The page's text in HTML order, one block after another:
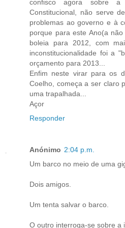
confisco agora sobre a
Constitucional, não serve
problemas ao governo e à
porque para este Ano(a
boleia para 2012, com
inconstitucionalidade foi a
orçamento para 2013...
Enfim neste virar para os
Coelho, começa a ser claro
uma trapalhada...
Açor
Responder
Anónimo 2:04 p.m.
Um barco no meio de uma
Dois amigos.
Um tenta salvar o barco.
O outro interroga-se sobre a